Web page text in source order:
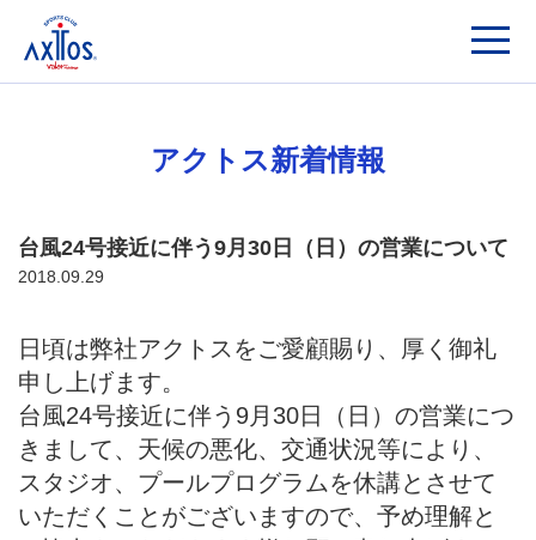
アクトス新着情報
台風24号接近に伴う9月30日（日）の営業について
2018.09.29
日頃は弊社アクトスをご愛顧賜り、厚く御礼
申し上げます。
台風24号接近に伴う 9月 30日（日）の営業につ
きまして、天候の悪化、交通状況等により、
スタジオ、プールプログラムを休講とさせて
いただくことがございますので、予め理解と